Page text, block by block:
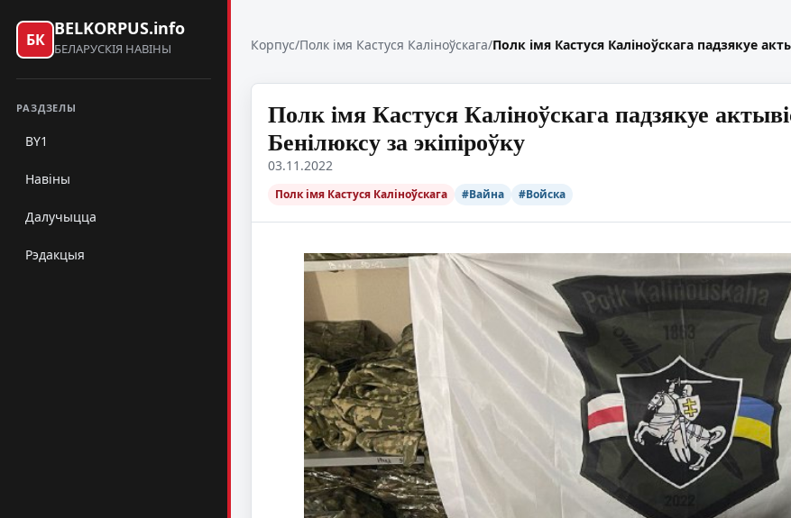
БК
BELKORPUS.info
БЕЛАРУСКІЯ НАВІНЫ
РАЗДЗЕЛЫ
BY1
Навіны
Далучыцца
Рэдакцыя
Корпус/Полк імя Кастуся Каліноўскага/Полк імя Кастуся Каліноўскага падзякуе
Полк імя Кастуся Каліноўскага падзякуе
Бенiлюксу за экіпіроўку
03.11.2022
Полк імя Кастуся Каліноўскага #Вайна #Войска